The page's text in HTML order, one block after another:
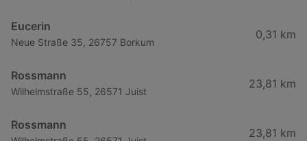
Eucerin
Neue Straße 35, 26757 Borkum
0,31 km
Rossmann
Wilhelmstraße 55, 26571 Juist
23,81 km
Rossmann
23,81 km